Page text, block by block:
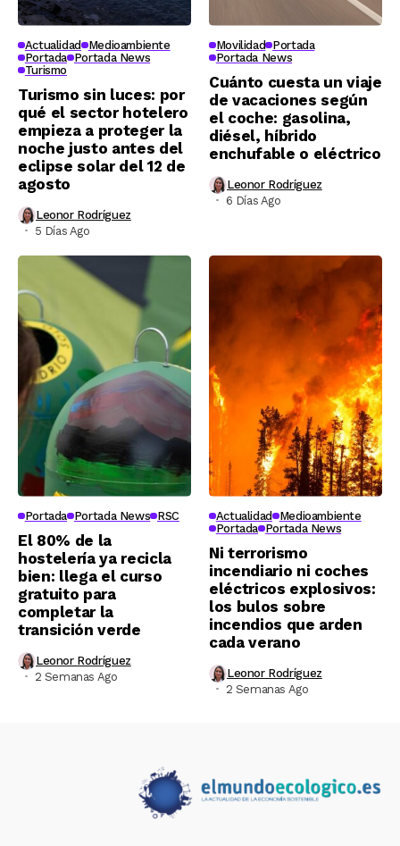
Actualidad Medioambiente
Portada Portada News
Turismo
Turismo sin luces: por
qué el sector hotelero
empieza a proteger la
noche justo antes del
eclipse solar del 12 de
agosto
Leonor Rodríguez
5 Días Ago
Movilidad Portada
Portada News
Cuánto cuesta un viaje
de vacaciones según
el coche: gasolina,
diésel, híbrido
enchufable o eléctrico
Leonor Rodríguez
6 Días Ago
Portada Portada News RSC
El 80% de la
hostelería ya recicla
bien: llega el curso
gratuito para
completar la
transición verde
Leonor Rodríguez
2 Semanas Ago
Actualidad Medioambiente
Portada Portada News
Ni terrorismo
incendiario ni coches
eléctricos explosivos:
los bulos sobre
incendios que arden
cada verano
Leonor Rodríguez
2 Semanas Ago